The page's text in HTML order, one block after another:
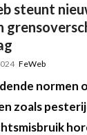
steunt
FeWeb
normen
zoals